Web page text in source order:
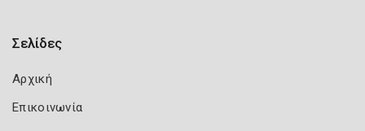
Σελίδες
Αρχική
Επικοινωνία